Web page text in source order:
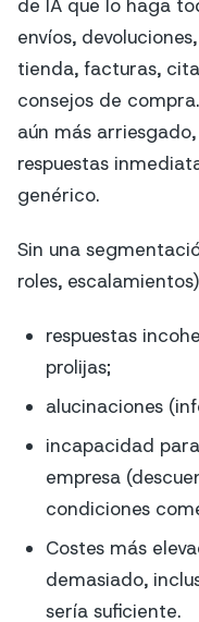
de IA que lo haga
envíos,
tienda, facturas,
consejos de
aún más
respuestas
genérico.
Sin una
roles,
respuestas
prolijas;
alucinaciones
incapacidad
empresa
condiciones
Costes más
demasiado,
sería suficiente.